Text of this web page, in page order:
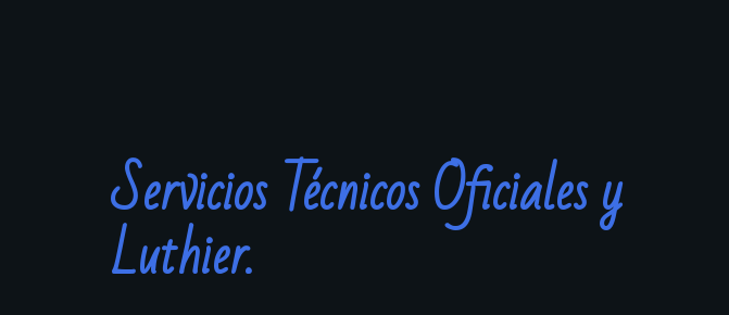
Servicios Técnicos Oficiales y
Luthier.